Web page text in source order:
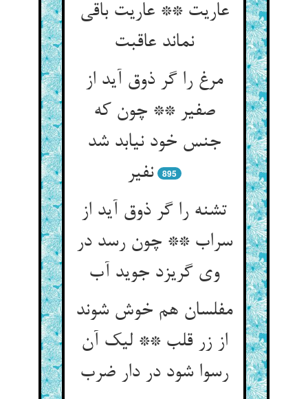
عاریت ** عاریت باقی
مرغ را گر ذوق آید از
صفیر ** چون که
جنس خود نیابد شد
نفیر
895
تشنه را گر ذوق آید از
سراب ** چون رسد در
مفلسان هم خوش شوند
از زر قلب ** لیک آن